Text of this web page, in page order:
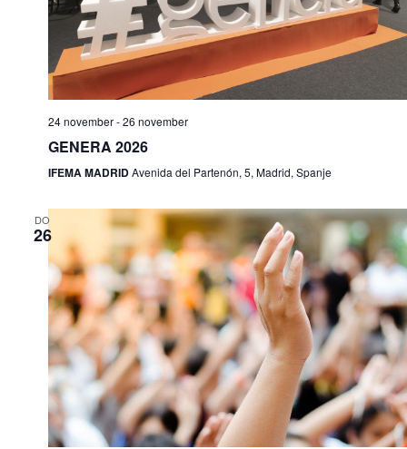
24 november-26 november
GENERA 2026
IFEMA MADRIDAvenida del Partenón, 5, Madrid, Spanje
DO
26